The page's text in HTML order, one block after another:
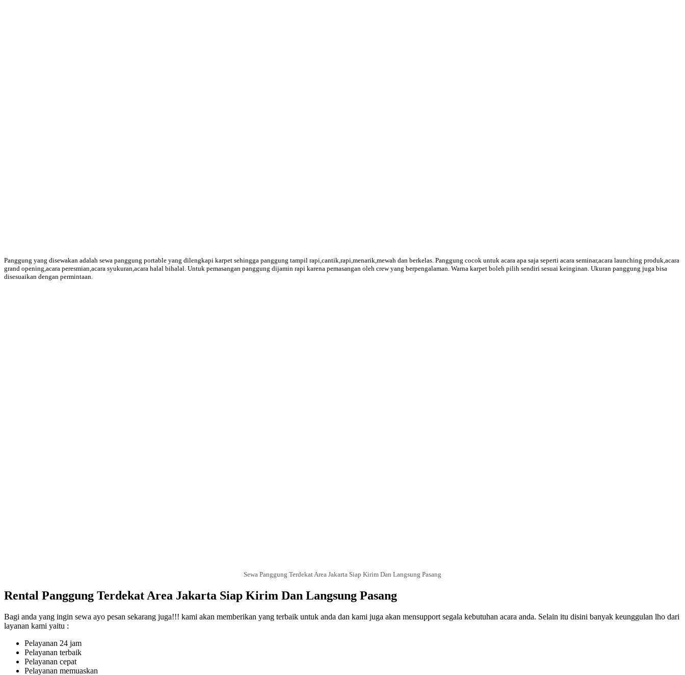
Panggung yang disewakan adalah sewa panggung portable yang dilengkapi karpet sehingga panggung tampil rapi,cantik,rapi,menarik,mewah dan berkelas. Panggung cocok untuk acara apa saja seperti acara seminar,acara launching produk,acara
grand opening,acara peresmian,acara syukuran,acara halal bihalal. Untuk pemasangan panggung dijamin rapi karena pemasangan oleh crew yang berpengalaman. Warna karpet boleh pilih sendiri sesuai keinginan. Ukuran panggung juga bisa
disesuaikan dengan permintaan.
Sewa Panggung Terdekat Area Jakarta Siap Kirim Dan Langsung Pasang
Rental Panggung Terdekat Area Jakarta Siap Kirim Dan Langsung Pasang
Bagi anda yang ingin sewa ayo pesan sekarang juga!!! kami akan memberikan yang terbaik untuk anda dan kami juga akan mensupport segala kebutuhan acara anda. Selain itu disini banyak keunggulan lho dari
layanan kami yaitu :
Pelayanan 24 jam
Pelayanan terbaik
Pelayanan cepat
Pelayanan memuaskan